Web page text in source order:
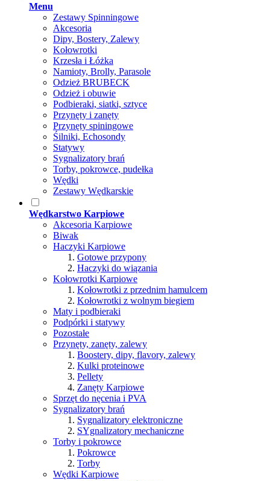
Menu
Zestawy Spinningowe
Akcesoria
Dipy, Bostery, Zalewy
Kołowrotki
Krzesła i Łóżka
Namioty, Brolly, Parasole
Odzież BRUBECK
Odzież i obuwie
Podbieraki, siatki, sztyce
Przynęty i zanęty
Przynęty spiningowe
Śilniki, Echosondy
Statywy
Sygnalizatory brań
Torby, pokrowce, pudełka
Wędki
Zestawy Wędkarskie
Wędkarstwo Karpiowe
Akcesoria Karpiowe
Biwak
Haczyki Karpiowe
Gotowe przypony
Haczyki do wiązania
Kołowrotki Karpiowe
Kołowrotki z przednim hamulcem
Kołowrotki z wolnym biegiem
Maty i podbieraki
Podpórki i statywy
Pozostałe
Przynęty, zanęty, zalewy
Boostery, dipy, flavory, zalewy
Kulki proteinowe
Pellety
Zanęty Karpiowe
Sprzęt do nęcenia i PVA
Sygnalizatory brań
Sygnalizatory elektroniczne
SYgnalizatory mechaniczne
Torby i pokrowce
Pokrowce
Torby
Wędki Karpiowe